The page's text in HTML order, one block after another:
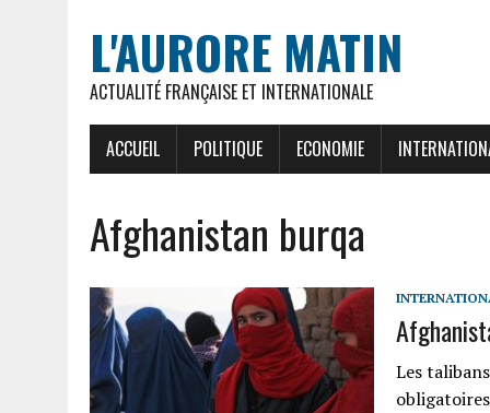
L'AURORE MATIN
ACTUALITÉ FRANÇAISE ET INTERNATIONALE
ACCUEIL POLITIQUE ECONOMIE
Afghanistan burqa
Les